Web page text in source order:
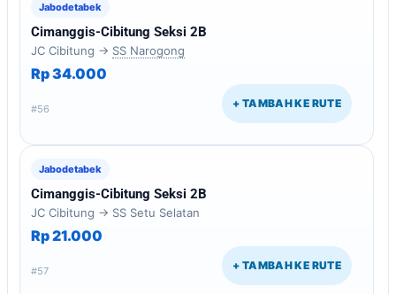
Jabodetabek
Cimanggis-Cibitung Seksi 2B
JC Cibitung → SS Narogong
Rp 34.000
#56 + TAMBAH KE RUTE
Jabodetabek
Cimanggis-Cibitung Seksi 2B
JC Cibitung → SS Setu Selatan
Rp 21.000
#57 + TAMBAH KE RUTE